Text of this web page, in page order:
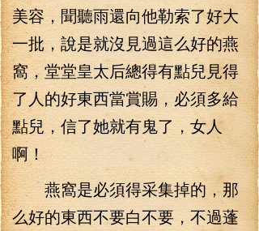
美容，聞聽雨還向他勒索了好大
一批，說是就沒見過這么好的燕
窩，堂堂皇太后總得有點兒見得
了人的好東西當賞賜，必須多給
點兒，信了她就有鬼了，女人
啊！
燕窩是必須得采集掉的，那
么好的東西不要白不要，不過蓬